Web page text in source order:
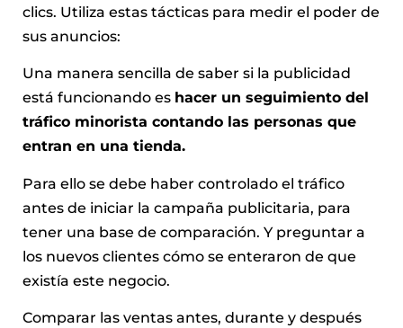
clics. Utiliza estas tácticas para medir el poder de
sus anuncios:
Una manera sencilla de saber si la publicidad
está funcionando es hacer un seguimiento del
tráfico minorista contando las personas que
entran en una tienda.
Para ello se debe haber controlado el tráfico
antes de iniciar la campaña publicitaria, para
tener una base de comparación. Y preguntar a
los nuevos clientes cómo se enteraron de que
existía este negocio.
Comparar las ventas antes, durante y después